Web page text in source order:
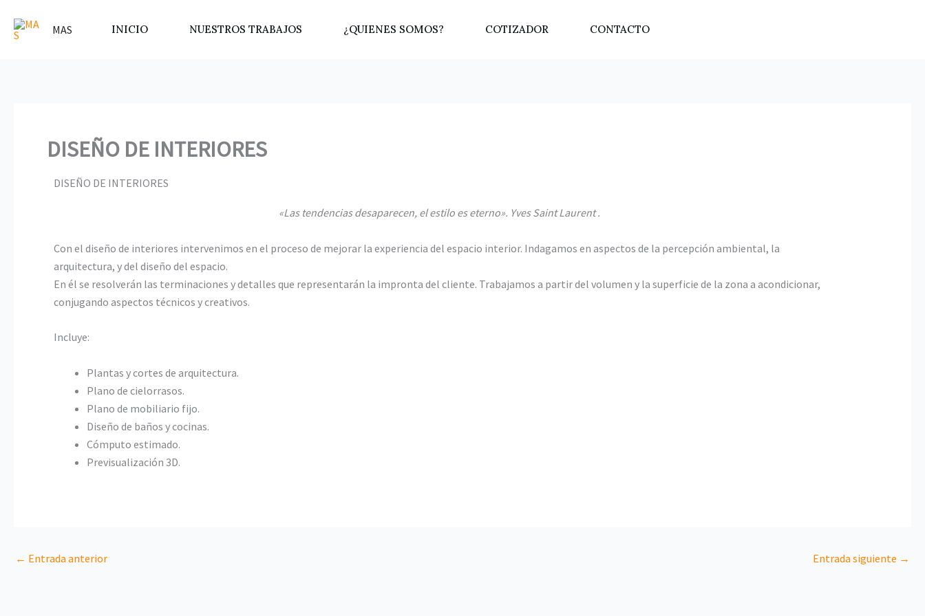
MAS INICIO NUESTROS TRABAJOS ¿QUIENES SOMOS? COTIZADOR CONTACTO
DISEÑO DE INTERIORES
DISEÑO DE INTERIORES
«Las tendencias desaparecen, el estilo es eterno». Yves Saint Laurent .
Con el diseño de interiores intervenimos en el proceso de mejorar la experiencia del espacio interior. Indagamos en aspectos de la percepción ambiental, la
arquitectura, y del diseño del espacio.
En él se resolverán las terminaciones y detalles que representarán la impronta del cliente. Trabajamos a partir del volumen y la superficie de la zona a acondicionar,
conjugando aspectos técnicos y creativos.
Incluye:
Plantas y cortes de arquitectura.
Plano de cielorrasos.
Plano de mobiliario fijo.
Diseño de baños y cocinas.
Cómputo estimado.
Previsualización 3D.
← Entrada anterior Entrada siguiente →